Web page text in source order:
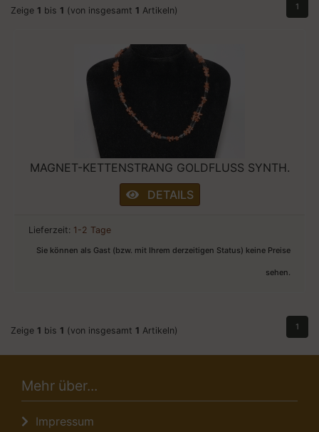
Zeige 1 bis 1 (von insgesamt 1 Artikeln) 1
MAGNET-KETTENSTRANG GOLDFLUSS SYNTH.
DETAILS
Lieferzeit: 1-2 Tage
Sie können als Gast (bzw. mit Ihrem derzeitigen Status) keine Preise
sehen.
Zeige 1 bis 1 (von insgesamt 1 Artikeln) 1
Mehr über...
Impressum